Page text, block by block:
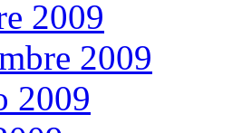
2009
2009
2009